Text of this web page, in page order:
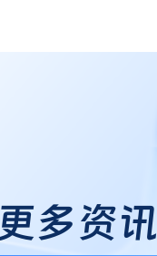
更多资讯